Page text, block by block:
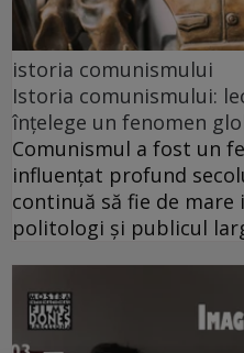
istoria comunismului
Istoria comunismului:
înțelege un fenomen
Comunismul a fost un
influențat profund
continuă să fie de
politologi și publicul